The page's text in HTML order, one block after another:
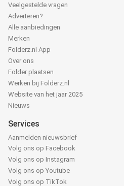
Veelgestelde vragen
Adverteren?
Alle aanbiedingen
Merken
Folderz.nl App
Over ons
Folder plaatsen
Werken bij Folderz.nl
Website van het jaar 2025
Nieuws
Services
Aanmelden nieuwsbrief
Volg ons op Facebook
Volg ons op Instagram
Volg ons op Youtube
Volg ons op TikTok